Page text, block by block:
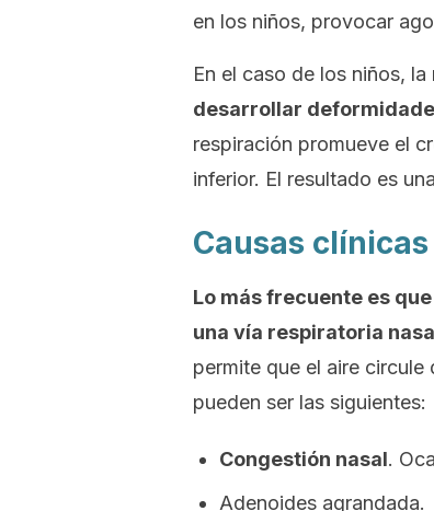
en los niños, provocar
En el caso de los niños,
desarrollar
respiración promueve el
inferior. El resultado es
Causas
Lo más frecuente es
una vía respiratoria
permite que el aire
pueden ser las siguientes:
Congestión nasal.
Adenoides agrandada.